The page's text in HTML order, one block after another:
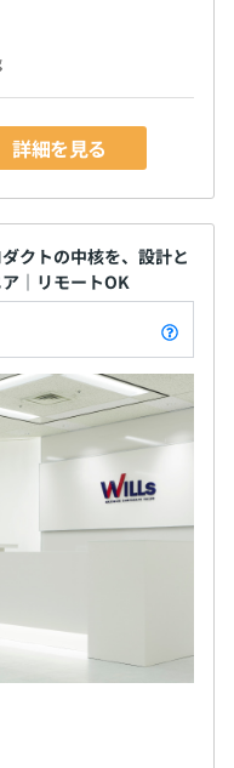
詳細を見る
クトの中核を、設計と
｜リモートOK